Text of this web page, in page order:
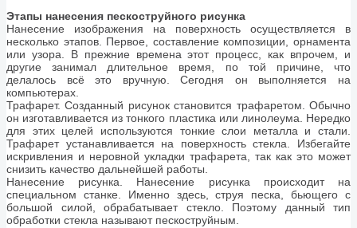
Этапы нанесения пескоструйного рисунка
Нанесение изображения на поверхность осуществляется в
несколько этапов. Первое, составление композиции, орнамента
или узора. В прежние времена этот процесс, как впрочем, и
другие занимал длительное время, по той причине, что
делалось всё это вручную. Сегодня он выполняется на
компьютерах.
Трафарет. Созданный рисунок становится трафаретом. Обычно
он изготавливается из тонкого пластика или линолеума. Нередко
для этих целей используются тонкие слои металла и стали.
Трафарет устанавливается на поверхность стекла. Избегайте
искривления и неровной укладки трафарета, так как это может
снизить качество дальнейшей работы.
Нанесение рисунка. Нанесение рисунка происходит на
специальном станке. Именно здесь, струя песка, бьющего с
большой силой, обрабатывает стекло. Поэтому данный тип
обработки стекла называют пескоструйным.